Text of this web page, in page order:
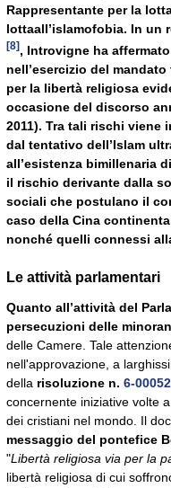
Rappresentante per la
lottaall’islamofobia. In un
[8] , Introvigne ha
nell’esercizio del
per la libertà religiosa
occasione del discorso
2011). Tra tali rischi viene
dal tentativo dell’Islam
all’esistenza bimillenaria
il rischio derivante dalla
sociali che postulano il
caso della Cina
nonché quelli connessi
Le attività parlamentari
Quanto all’attività del
persecuzioni delle
delle Camere. Tale
nell'approvazione, a
della risoluzione n. 6-00052
concernente iniziative volte
dei cristiani nel mondo. Il
messaggio del pontefice
"Libertà religiosa via per la
libertà religiosa di cui